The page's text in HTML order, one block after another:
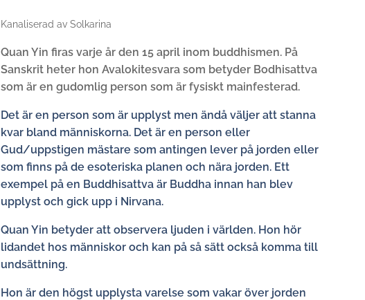
Kanaliserad av Solkarina
Quan Yin firas varje år den 15 april inom buddhismen. På
Sanskrit heter hon Avalokitesvara som betyder Bodhisattva
som är en gudomlig person som är fysiskt mainfesterad.
Det är en person som är upplyst men ändå väljer att stanna
kvar bland människorna. Det är en person eller
Gud/uppstigen mästare som antingen lever på jorden eller
som finns på de esoteriska planen och nära jorden. Ett
exempel på en Buddhisattva är Buddha innan han blev
upplyst och gick upp i Nirvana.
Quan Yin betyder att observera ljuden i världen. Hon hör
lidandet hos människor och kan på så sätt också komma till
undsättning.
Hon är den högst upplysta varelse som vakar över jorden